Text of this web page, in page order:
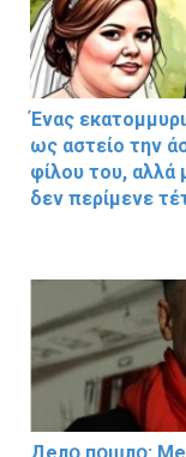
Ένας
ως αστείο την
φίλου του, αλλά
δεν περίμενε